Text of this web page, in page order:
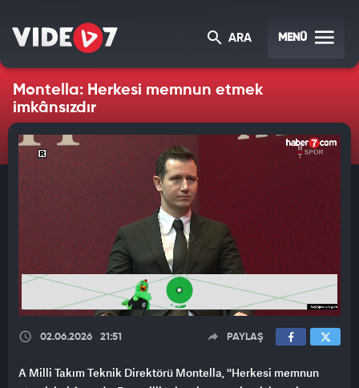
ARA MENÜ
Montella: Herkesi memnun etmek
imkânsızdır
02.06.2026 21:51 PAYLAŞ
A Milli Takım Teknik Direktörü Montella, ''Herkesi memnun